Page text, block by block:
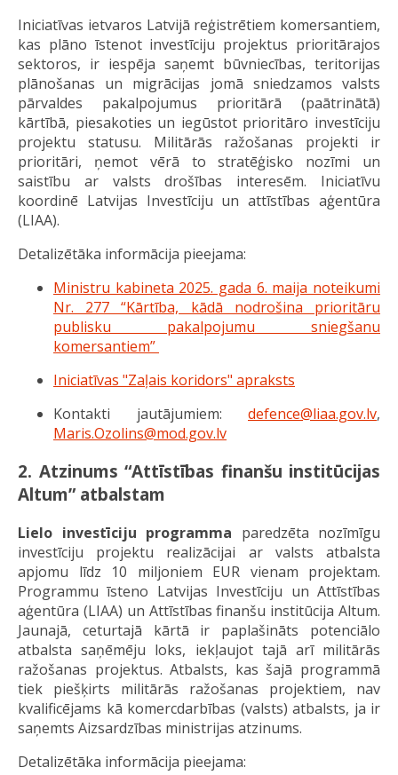
Iniciatīvas ietvaros Latvijā reģistrētiem komersantiem,
kas plāno īstenot investīciju projektus prioritārajos
sektoros, ir iespēja saņemt būvniecības, teritorijas
plānošanas un migrācijas jomā sniedzamos valsts
pārvaldes pakalpojumus prioritārā (paātrinātā)
kārtībā, piesakoties un iegūstot prioritāro investīciju
projektu statusu. Militārās ražošanas projekti ir
prioritāri, ņemot vērā to stratēģisko nozīmi un
saistību ar valsts drošības interesēm. Iniciatīvu
koordinē Latvijas Investīciju un attīstības aģentūra
(LIAA).
Detalizētāka informācija pieejama:
Ministru kabineta 2025. gada 6. maija noteikumi
Nr. 277 “Kārtība, kādā nodrošina prioritāru
publisku pakalpojumu sniegšanu
komersantiem”
Iniciatīvas "Zaļais koridors" apraksts
Kontakti jautājumiem: defence@liaa.gov.lv,
Maris.Ozolins@mod.gov.lv
2. Atzinums “Attīstības finanšu institūcijas
Altum” atbalstam
Lielo investīciju programma paredzēta nozīmīgu
investīciju projektu realizācijai ar valsts atbalsta
apjomu līdz 10 miljoniem EUR vienam projektam.
Programmu īsteno Latvijas Investīciju un Attīstības
aģentūra (LIAA) un Attīstības finanšu institūcija Altum.
Jaunajā, ceturtajā kārtā ir paplašināts potenciālo
atbalsta saņēmēju loks, iekļaujot tajā arī militārās
ražošanas projektus. Atbalsts, kas šajā programmā
tiek piešķirts militārās ražošanas projektiem, nav
kvalificējams kā komercdarbības (valsts) atbalsts, ja ir
saņemts Aizsardzības ministrijas atzinums.
Detalizētāka informācija pieejama: